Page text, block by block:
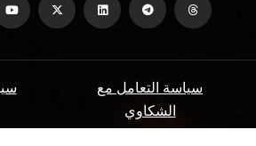
سياسة التعامل مع
الشكاوي